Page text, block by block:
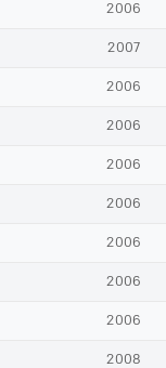
2006
2007
2006
2006
2006
2006
2006
2006
2006
2008